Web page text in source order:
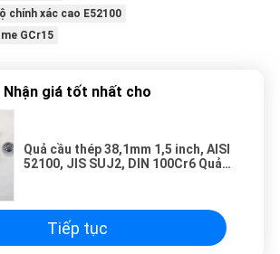
chính xác cao E52100
GCr15
Nhận giá tốt nhất cho
Quả cầu thép 38,1mm 1,5 inch, AISI
52100, JIS SUJ2, DIN 100Cr6 Quả
Tiếp tục